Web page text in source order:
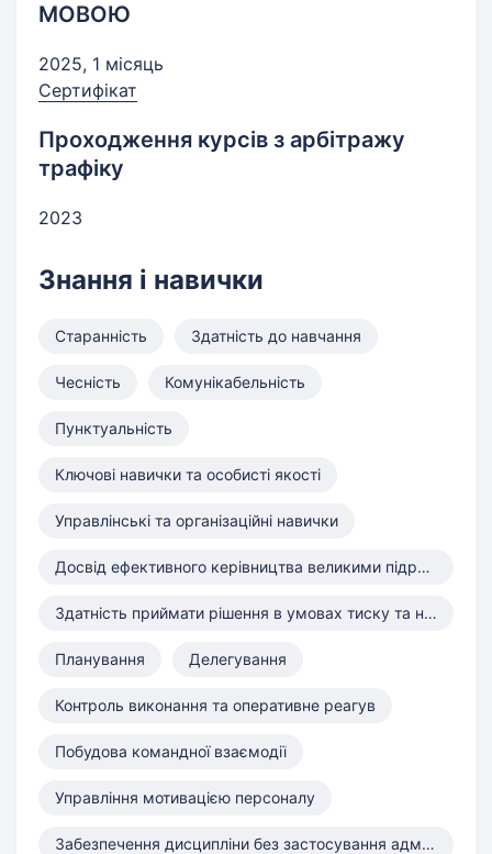
МОВОЮ
2025, 1 місяць
Сертифікат
Проходження курсів з арбітражу
трафіку
2023
Знання і навички
Старанність Здатність до навчання
Чесність Комунікабельність
Пунктуальність
Ключові навички та особисті якості
Управлінські та організаційні навички
Досвід ефективного керівництва великими підрозділами (до 120 осі
Здатність приймати рішення в умовах тиску та невизначеності
Планування Делегування
Контроль виконання та оперативне реагув
Побудова командної взаємодії
Управління мотивацією персоналу
Забезпечення дисципліни без застосування адміністративного тиску